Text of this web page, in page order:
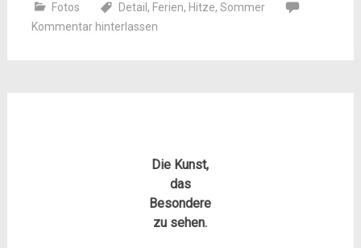
Fotos Detail , Ferien, Hitze, Sommer
Kommentar hinterlassen
Die Kunst,
das
Besondere
zu sehen.